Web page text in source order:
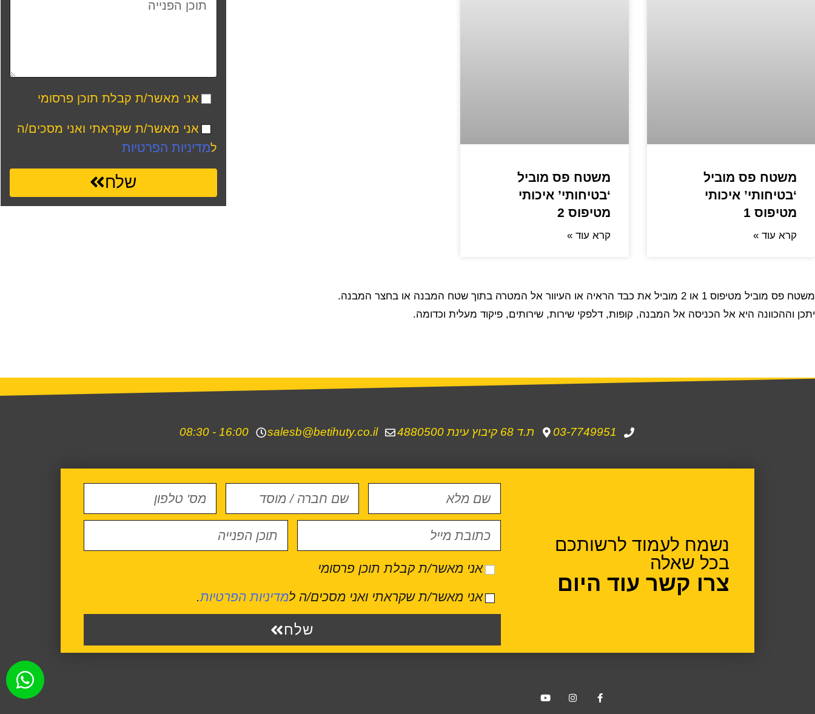
משטח פס מוביל
‘בטיחותי’ איכותי
מטיפוס 1
קרא עוד »
משטח פס מוביל
‘בטיחותי’ איכותי
מטיפוס 2
קרא עוד »
משטח פס מוביל מטיפוס 1 או 2 מוביל את כבד הראיה או העיוור אל המטרה בתוך שטח המבנה או בחצר המבנה.
יתכן וההכוונה היא אל הכניסה אל המבנה, קופות, דלפקי שירות, שירותים, פיקוד מעלית וכדומה.
אני מאשר/ת קבלת תוכן פרסומי
אני מאשר/ת שקראתי ואני מסכים/ה
למדיניות הפרטיות
שלח
03-7749951 ת.ד 68 קיבוץ עינת 4880500 salesb@betihuty.co.il
16:00 - 08:30
נשמח לעמוד לרשותכם
בכל שאלה
צרו קשר עוד היום
אני מאשר/ת קבלת תוכן פרסומי
אני מאשר/ת שקראתי ואני מסכים/ה למדיניות הפרטיות.
שלח